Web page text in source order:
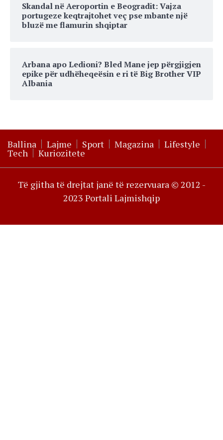
Skandal në Aeroportin e Beogradit: Vajza
portugeze keqtrajtohet veç pse mbante një
bluzë me flamurin shqiptar
Arbana apo Ledioni? Bled Mane jep përgjigjen
epike për udhëheqeësin e ri të Big Brother VIP
Albania
Ballina Lajme Sport Magazina Lifestyle
Tech Kuriozitete
Të gjitha të drejtat janë të rezervuara © 2012 -
2023 Portali Lajmishqip